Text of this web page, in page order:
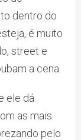
dentro do
é muito
street e
a cena.
ele dá
as mais
pelo